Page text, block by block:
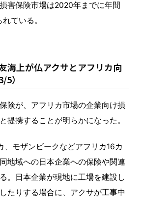
害保険市場は2020年までに年間
ている。
海上が仏アクサとアフリカ向
）
険が、アフリカ市場の企業向け損
提携することが明らかになった。
、モザンビークなどアフリカ16カ
地域への日本企業への保険や関連
。日本企業が現地に工場を建設し
たりする場合に、アクサが工事中